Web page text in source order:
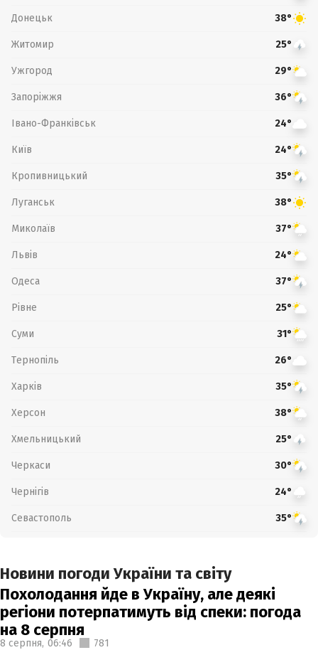
Донецьк 38°
Житомир 25°
Ужгород 29°
Запоріжжя 36°
Івано-Франківськ 24°
Київ 24°
Кропивницький 35°
Луганськ 38°
Миколаїв 37°
Львів 24°
Одеса 37°
Рівне 25°
Суми 31°
Тернопіль 26°
Харків 35°
Херсон 38°
Хмельницький 25°
Черкаси 30°
Чернігів 24°
Севастополь 35°
Новини погоди України та світу
Похолодання йде в Україну, але деякі
регіони потерпатимуть від спеки: погода
на 8 серпня
8 серпня, 06:46 781